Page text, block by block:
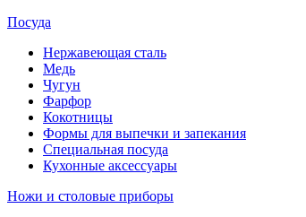
Посуда
Нержавеющая сталь
Медь
Чугун
Фарфор
Кокотницы
Формы для выпечки и запекания
Специальная посуда
Кухонные аксессуары
Ножи и столовые приборы